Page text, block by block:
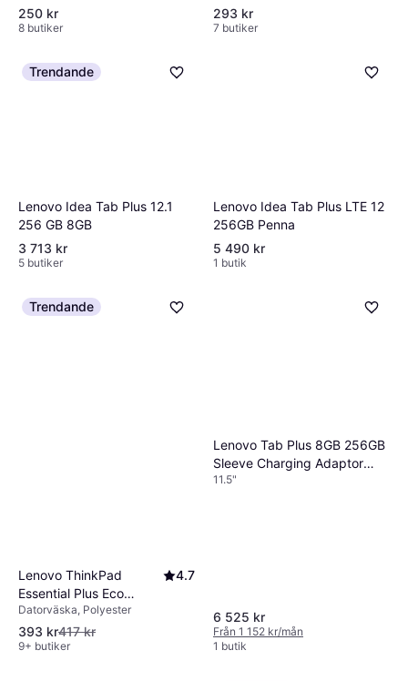
250 kr
8 butiker
293 kr
7 butiker
Trendande
Lenovo Idea Tab Plus 12.1
256 GB 8GB
3 713 kr
5 butiker
Lenovo Idea Tab Plus LTE 12
256GB Penna
5 490 kr
1 butik
Trendande
Lenovo ThinkPad
Essential Plus Eco
Backpack 15.6" - Black
4.7
Datorväska, Polyester
393 kr417 kr
9+ butiker
Lenovo Tab Plus 8GB 256GB
Sleeve Charging Adaptor
Keyboard Bundle
11.5"
6 525 kr
Från 1 152 kr/mån
1 butik